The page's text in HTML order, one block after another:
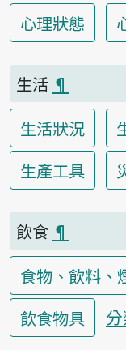
心理狀態
生活 ¶
生活狀況
生產工具
飲食 ¶
食物、飲料、
飲食物具